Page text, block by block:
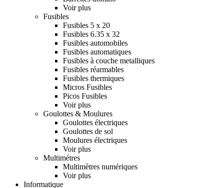
Voir plus
Fusibles
Fusibles 5 x 20
Fusibles 6.35 x 32
Fusibles automobiles
Fusibles automatiques
Fusibles à couche metalliques
Fusibles réarmables
Fusibles thermiques
Micros Fusibles
Picos Fusibles
Voir plus
Goulottes & Moulures
Goulottes électriques
Goulottes de sol
Moulures électriques
Voir plus
Multimétres
Multimètres numériques
Voir plus
Informatique